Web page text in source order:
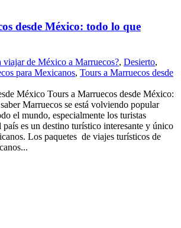
desde México: todo lo que
viajar de México a Marruecos?, Desierto,
para Mexicanos, Tours a Marruecos desde
México Tours a Marruecos desde México:
Marruecos se está volviendo popular
el mundo, especialmente los turistas
es un destino turístico interesante y único
Los paquetes de viajes turísticos de